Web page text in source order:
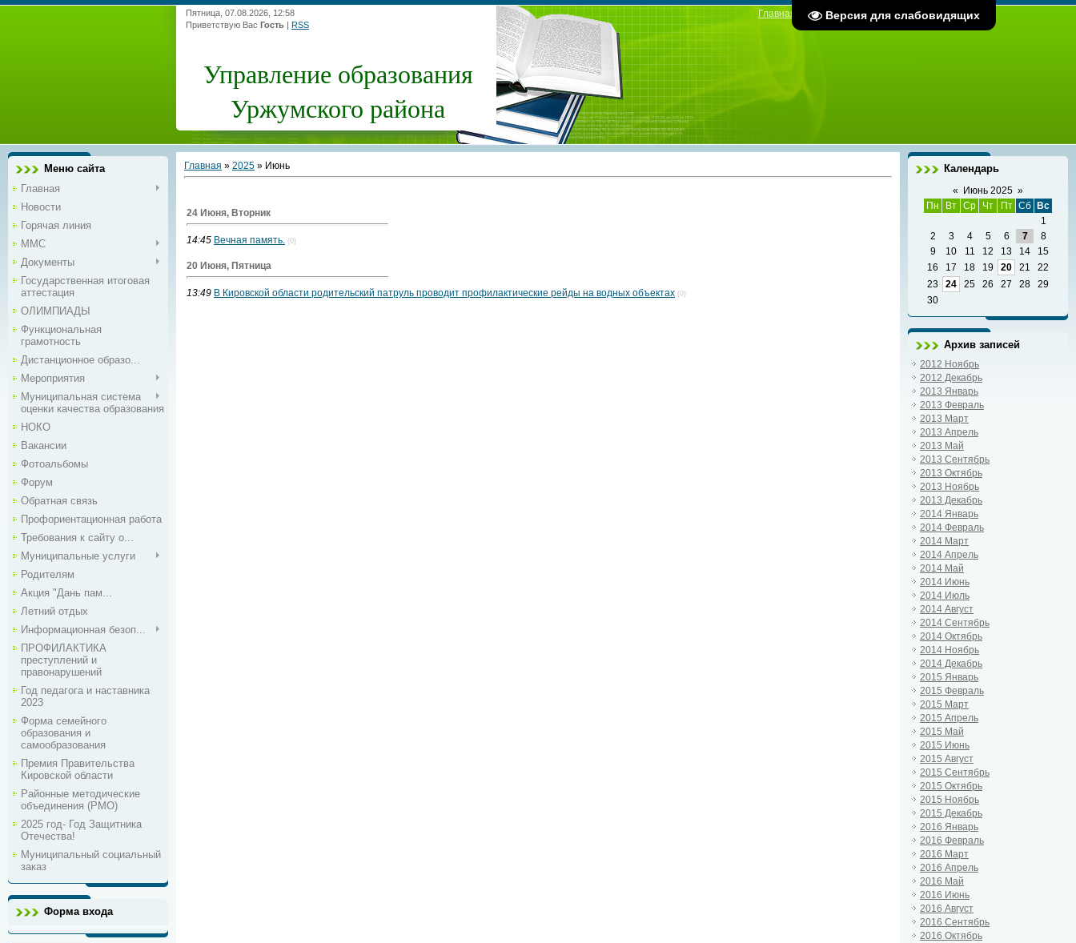
Версия для слабовидящих
Пятница, 07.08.2026, 12:58
Приветствую Вас Гость | RSS
Управление образования
Уржумского района
Главная Регистрация| Вход
Меню сайта
Главная
Новости
Горячая линия
ММС
Документы
Государственная итоговая
аттестация
ОЛИМПИАДЫ
Функциональная
грамотность
Дистанционное образо...
Мероприятия
Муниципальная система
оценки качества образования
НОКО
Вакансии
Фотоальбомы
Форум
Обратная связь
Профориентационная работа
Требования к сайту о...
Муниципальные услуги
Родителям
Акция "Дань пам...
Летний отдых
Информационная безоп...
ПРОФИЛАКТИКА
преступлений и
правонарушений
Год педагога и наставника
2023
Форма семейного
образования и
самообразования
Премия Правительства
Кировской области
Районные методические
объединения (РМО)
2025 год- Год Защитника
Отечества!
Муниципальный социальный
заказ
Форма входа
Главная » 2025 » Июнь
24 Июня, Вторник
14:45 Вечная память. (0)
20 Июня, Пятница
13:49 В Кировской области родительский патруль проводит профилактические рейды на водных объектах (0)
Календарь
« Июнь 2025 »
Пн
Вт Ср Чт Пт Сб
Вс
1
2
3 4 5 6 7
8
9
10 11 12 13 14
15
16
17 18 19 20 21
22
23
24 25 26 27 28
29
30
Архив записей
2012 Ноябрь
2012 Декабрь
2013 Январь
2013 Февраль
2013 Март
2013 Апрель
2013 Май
2013 Сентябрь
2013 Октябрь
2013 Ноябрь
2013 Декабрь
2014 Январь
2014 Февраль
2014 Март
2014 Апрель
2014 Май
2014 Июнь
2014 Июль
2014 Август
2014 Сентябрь
2014 Октябрь
2014 Ноябрь
2014 Декабрь
2015 Январь
2015 Февраль
2015 Март
2015 Апрель
2015 Май
2015 Июнь
2015 Август
2015 Сентябрь
2015 Октябрь
2015 Ноябрь
2015 Декабрь
2016 Январь
2016 Февраль
2016 Март
2016 Апрель
2016 Май
2016 Июнь
2016 Август
2016 Сентябрь
2016 Октябрь